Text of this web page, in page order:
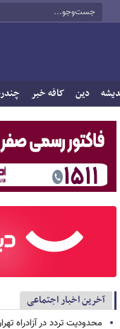
دین کافه خبر
آخرین اخبار اجتماعی